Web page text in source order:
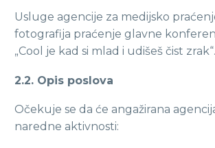
Usluge agencije za medijsko
fotografija praćenje glavne
„Cool je kad si mlad i udišeš čist zrak“.
2.2. Opis poslova
Očekuje se da će angažirana
naredne aktivnosti: